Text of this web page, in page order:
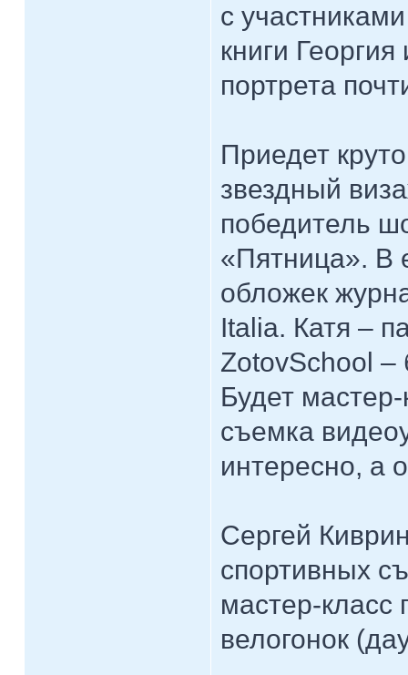
с
книги
портрета
Приедет
звездный
победитель
«Пятница». В
обложек
Italia. Катя –
ZotovSchool –
Будет
съемка
интересно, а
Сергей
спортивных
мастер-класс
велогонок